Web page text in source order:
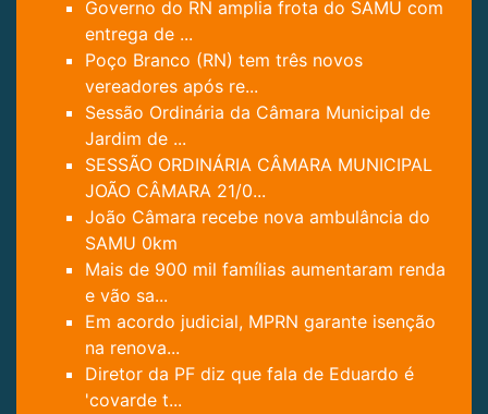
Governo do RN amplia frota do SAMU com
entrega de ...
Poço Branco (RN) tem três novos
vereadores após re...
Sessão Ordinária da Câmara Municipal de
Jardim de ...
SESSÃO ORDINÁRIA CÂMARA MUNICIPAL
JOÃO CÂMARA 21/0...
João Câmara recebe nova ambulância do
SAMU 0km
Mais de 900 mil famílias aumentaram renda
e vão sa...
Em acordo judicial, MPRN garante isenção
na renova...
Diretor da PF diz que fala de Eduardo é
'covarde t...